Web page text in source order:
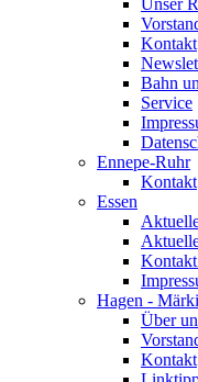
Unser
Kontakt
Bahn
Service
Ennepe-Ruhr
Kontakt
Essen
Hagen -
Über
Kontakt